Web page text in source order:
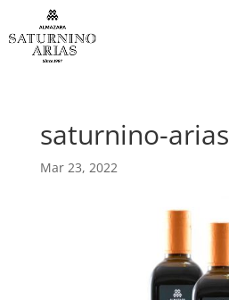
saturnino-arias
Mar 23, 2022